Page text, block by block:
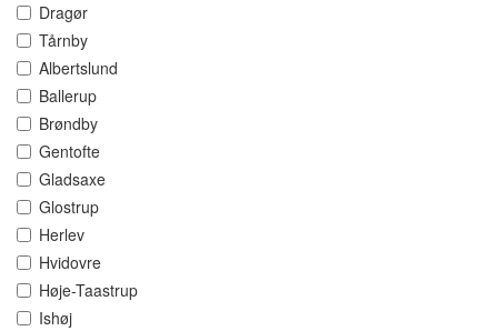
Dragør
Tårnby
Albertslund
Ballerup
Brøndby
Gentofte
Gladsaxe
Glostrup
Herlev
Hvidovre
Høje-Taastrup
Ishøj